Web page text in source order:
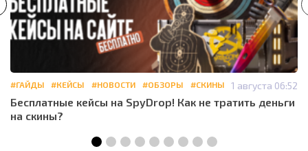
#ГАЙДЫ #КЕЙСЫ #НОВОСТИ #ОБЗОРЫ #СКИНЫ 1 августа 06:52
Бесплатные кейсы на SpyDrop! Как не тратить деньги
на скины?